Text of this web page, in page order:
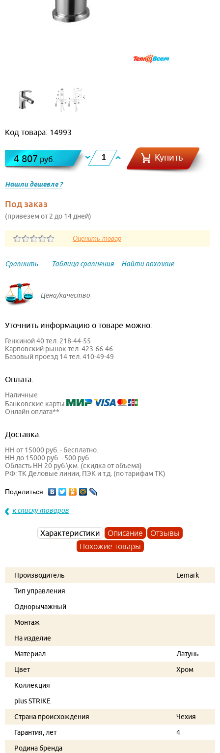
Код товара: 14993
4 807 руб. Купить
Нашли дешевле ?
Под заказ
(привезем от 2 до 14 дней)
Сравнить Таблица сравнения Найти похожие
Цена/качество
Уточнить информацию о товаре можно:
Генкиной 40 тел. 218-44-55
Карповский рынок тел. 423-66-46
Базовый проезд 14 тел. 410-49-49
Оплата:
Наличные
Банковские карты
Онлайн оплата**
Доставка:
НН от 15000 руб. - бесплатно.
НН до 15000 руб. - 500 руб.
Область НН 20 руб.\км. (скидка от объема)
РФ: ТК Деловые линии, ПЭК и т.д. (по тарифам ТК)
Поделиться
к списку товаров
Характеристики Описание
Отзывы
Похожие товары
Производитель
Lemark
Тип управления
Однорычажный
Монтаж
На изделие
Материал
Латунь
Цвет
Хром
Коллекция
plus STRIKE
Страна происхождения
Чехия
Гарантия, лет
4
Родина бренда